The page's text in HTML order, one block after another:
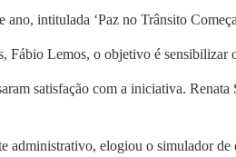
intitulada ‘Paz no Trânsito
Fábio Lemos, o objetivo é
satisfação com a iniciativa.
administrativo, elogiou o simulador